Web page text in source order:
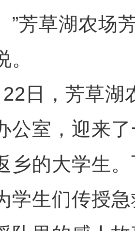
”芳草湖农场
，芳草湖
公室，迎来
乡的大学生
学生们传授